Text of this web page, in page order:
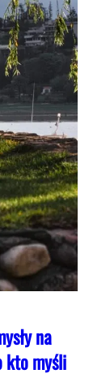
na
kto myśli